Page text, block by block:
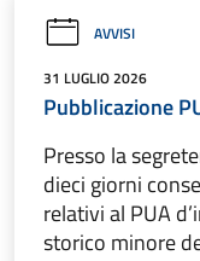
AVVISI
31 LUGLIO 2026
Pubblicazione
Presso la
dieci giorni
relativi al PUA
storico minore